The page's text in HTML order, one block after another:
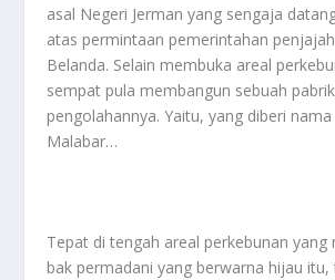
asal Negeri Jerman yang sengaja
atas permintaan pemerintahan
Belanda. Selain membuka areal
sempat pula membangun sebuah
pengolahannya. Yaitu, yang diberi
Malabar…
Tepat di tengah areal perkebunan yang
bak permadani yang berwarna hijau